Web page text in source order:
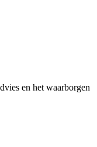
en het waarborgen